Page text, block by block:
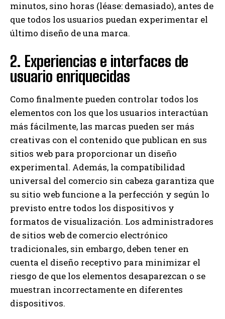
minutos, sino horas (léase: demasiado), antes de
que todos los usuarios puedan experimentar el
último diseño de una marca.
2. Experiencias e interfaces de
usuario enriquecidas
Como finalmente pueden controlar todos los
elementos con los que los usuarios interactúan
más fácilmente, las marcas pueden ser más
creativas con el contenido que publican en sus
sitios web para proporcionar un diseño
experimental. Además, la compatibilidad
universal del comercio sin cabeza garantiza que
su sitio web funcione a la perfección y según lo
previsto entre todos los dispositivos y
formatos de visualización. Los administradores
de sitios web de comercio electrónico
tradicionales, sin embargo, deben tener en
cuenta el diseño receptivo para minimizar el
riesgo de que los elementos desaparezcan o se
muestran incorrectamente en diferentes
dispositivos.